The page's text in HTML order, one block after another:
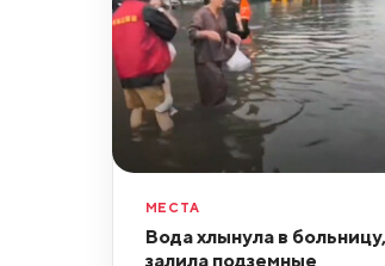
МЕСТА
Вода хлынула в больницу,
залила подземные